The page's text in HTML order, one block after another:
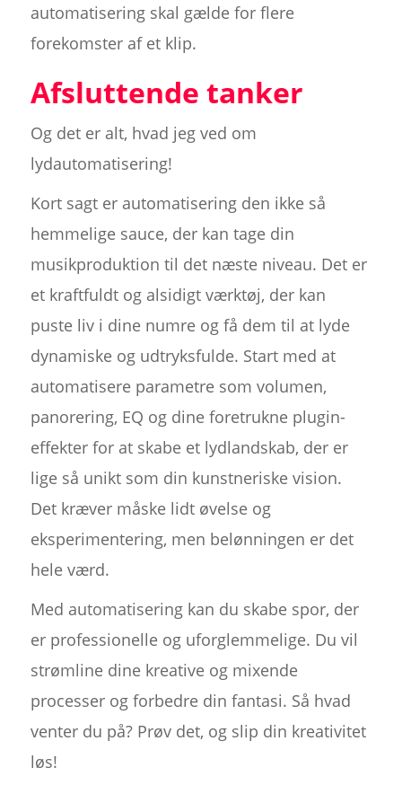
automatisering skal gælde for flere
forekomster af et klip.
Afsluttende tanker
Og det er alt, hvad jeg ved om
lydautomatisering!
Kort sagt er automatisering den ikke så
hemmelige sauce, der kan tage din
musikproduktion til det næste niveau. Det er
et kraftfuldt og alsidigt værktøj, der kan
puste liv i dine numre og få dem til at lyde
dynamiske og udtryksfulde. Start med at
automatisere parametre som volumen,
panorering, EQ og dine foretrukne plugin-
effekter for at skabe et lydlandskab, der er
lige så unikt som din kunstneriske vision.
Det kræver måske lidt øvelse og
eksperimentering, men belønningen er det
hele værd.
Med automatisering kan du skabe spor, der
er professionelle og uforglemmelige. Du vil
strømline dine kreative og mixende
processer og forbedre din fantasi. Så hvad
venter du på? Prøv det, og slip din kreativitet
løs!